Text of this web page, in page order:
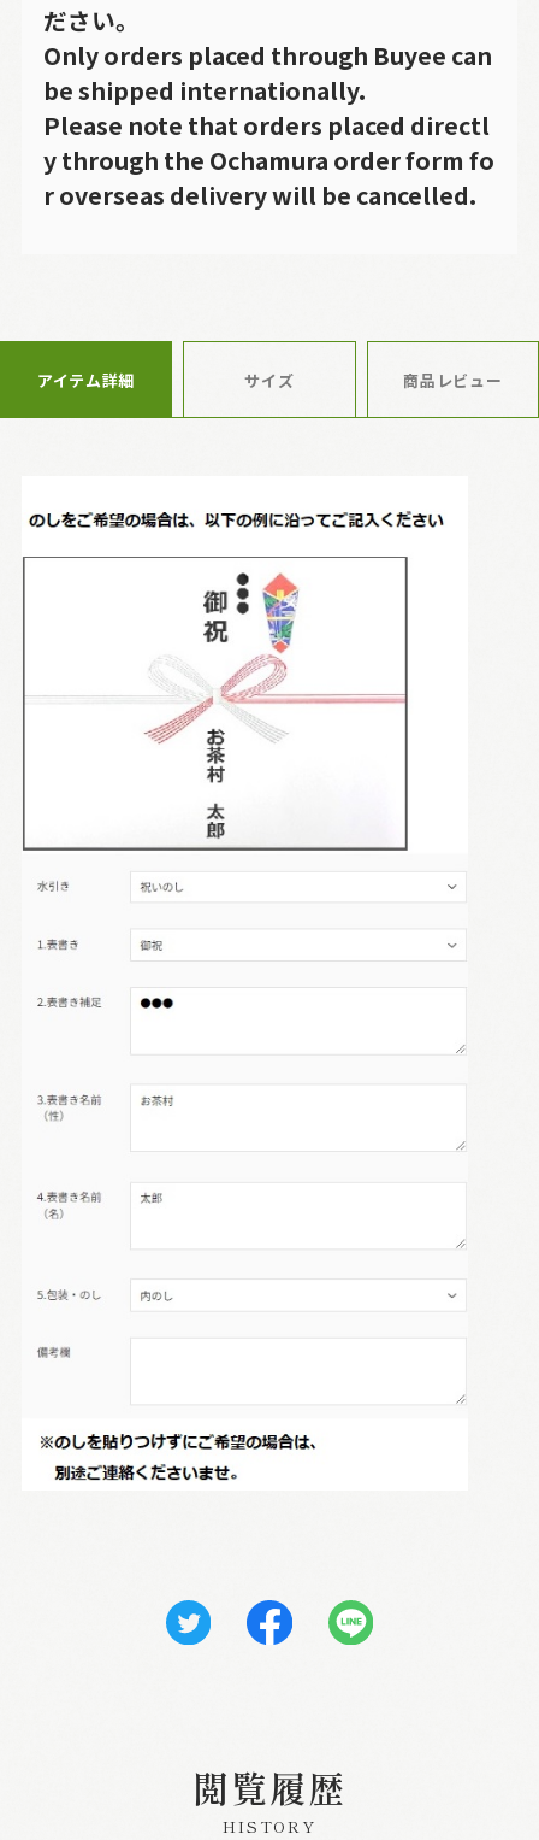
ださい。
Only orders placed through Buyee can
be shipped internationally.
Please note that orders placed directl
y through the Ochamura order form fo
r overseas delivery will be cancelled.
アイテム詳細 サイズ 商品レビュー
閲覧履歴
HISTORY